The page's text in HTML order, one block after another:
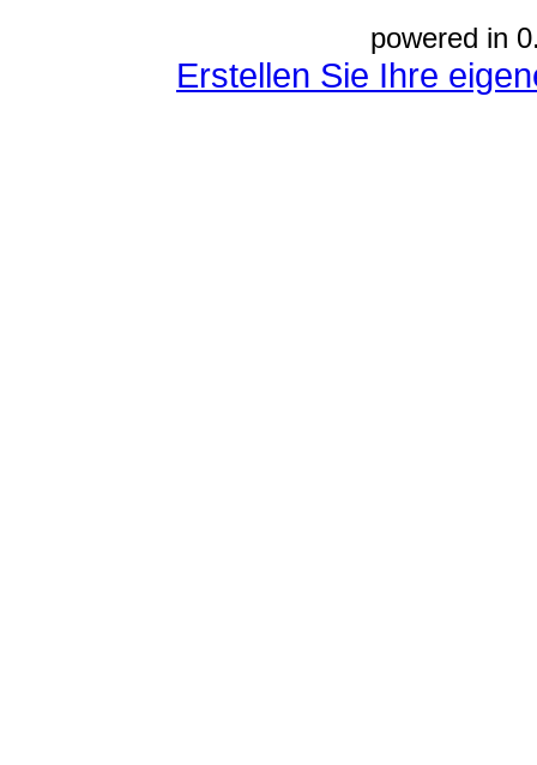
powered in
Erstellen Sie Ihre